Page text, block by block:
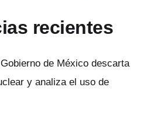
recientes
de México descarta
y analiza el uso de